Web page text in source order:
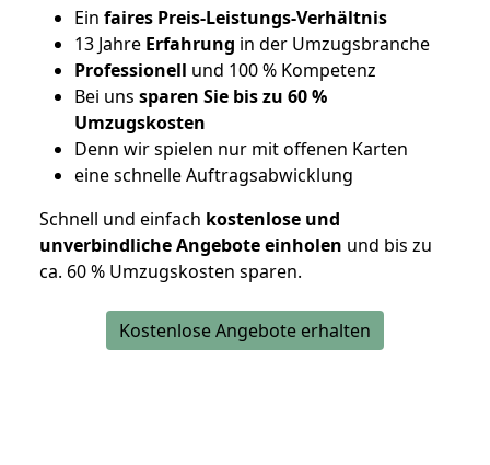
Ein faires Preis-Leistungs-Verhältnis
13 Jahre Erfahrung in der Umzugsbranche
Professionell und 100 % Kompetenz
Bei uns sparen Sie bis zu 60 %
Umzugskosten
Denn wir spielen nur mit offenen Karten
eine schnelle Auftragsabwicklung
Schnell und einfach kostenlose und
unverbindliche Angebote einholen und bis zu
ca. 60 % Umzugskosten sparen.
Kostenlose Angebote erhalten